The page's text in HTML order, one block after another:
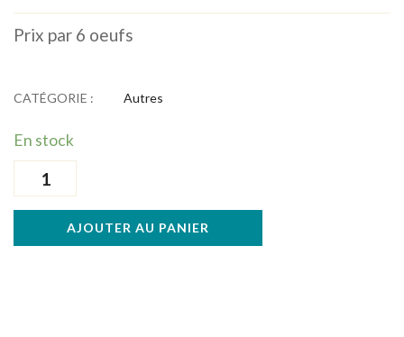
Prix par 6 oeufs
CATÉGORIE : Autres
En stock
quantité
de
œufs(1.90€)
AJOUTER AU PANIER